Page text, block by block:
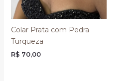
Colar Prata com Pedra
Turqueza
R$ 70,00